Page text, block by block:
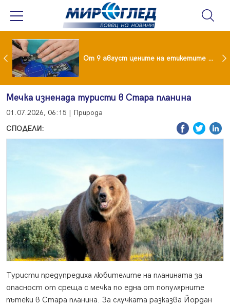
Проект за изграждане на 13-етажна "мегаджамия" разгневи жителите на Лондон От 9 август цените на етикетите само в евро
Мечка изненада туристи в Стара планина
01.07.2026, 06:15 | Природа
СПОДЕЛИ:
Туристи предупредиха любителите на планината за
опасност от среща с мечка по една от популярните
пътеки в Стара планина. За случката разказва Йордан